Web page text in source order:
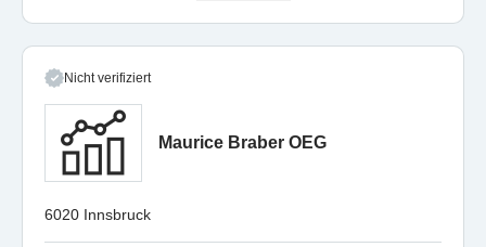
Nicht verifiziert
Maurice Braber OEG
6020 Innsbruck